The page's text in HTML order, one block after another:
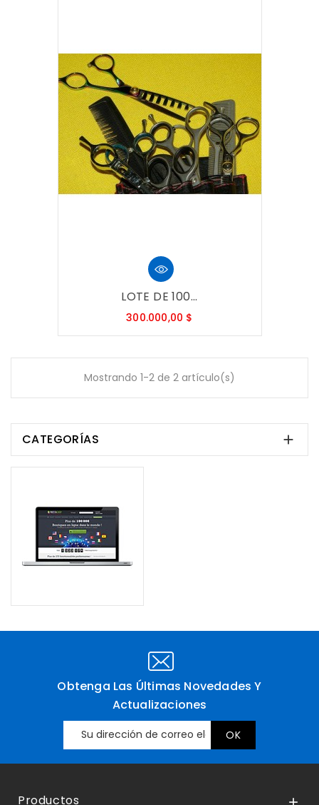
LOTE DE 100...
300.000,00 $
Mostrando 1-2 de 2 artículo(s)
CATEGORÍAS 
Obtenga Las Últimas Novedades Y
Actualizaciones
Productos 